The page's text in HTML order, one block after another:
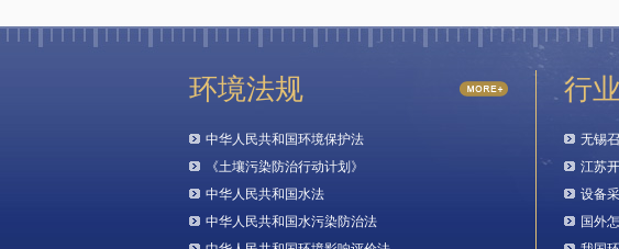
环境法规
中华人民共和国环境保护法
《土壤污染防治行动计划》
中华人民共和国水法
中华人民共和国水污染防治法
行
无锡
江苏
设备
国外